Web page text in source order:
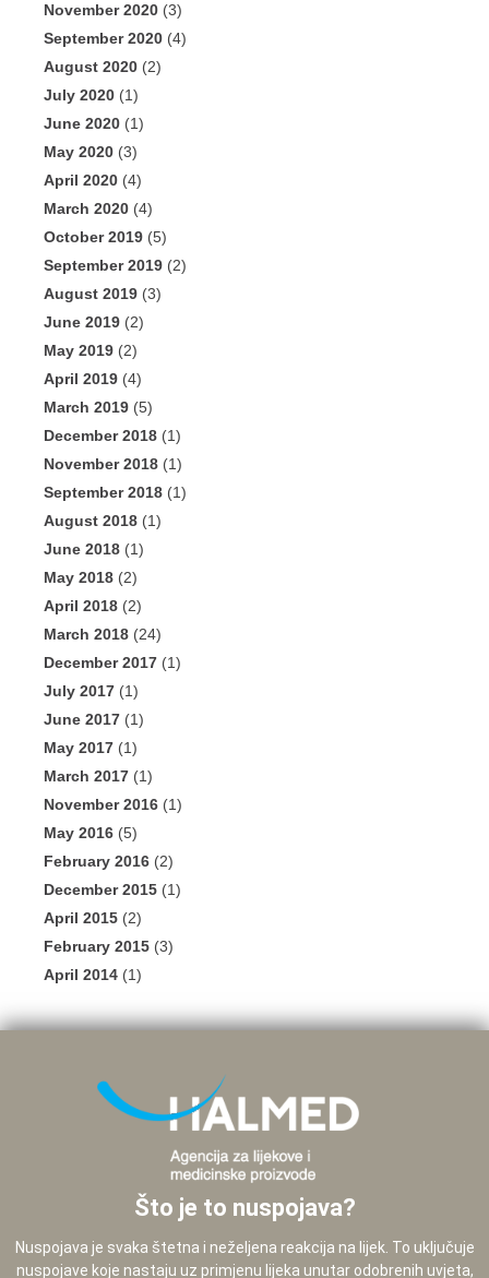
November 2020 (3)
September 2020 (4)
August 2020 (2)
July 2020 (1)
June 2020 (1)
May 2020 (3)
April 2020 (4)
March 2020 (4)
October 2019 (5)
September 2019 (2)
August 2019 (3)
June 2019 (2)
May 2019 (2)
April 2019 (4)
March 2019 (5)
December 2018 (1)
November 2018 (1)
September 2018 (1)
August 2018 (1)
June 2018 (1)
May 2018 (2)
April 2018 (2)
March 2018 (24)
December 2017 (1)
July 2017 (1)
June 2017 (1)
May 2017 (1)
March 2017 (1)
November 2016 (1)
May 2016 (5)
February 2016 (2)
December 2015 (1)
April 2015 (2)
February 2015 (3)
April 2014 (1)
Što je to nuspojava?
Nuspojava je svaka štetna i neželjena reakcija na lijek. To uključuje
nuspojave koje nastaju uz primjenu lijeka unutar odobrenih uvjeta,